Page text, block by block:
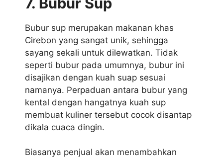
Bubur sup merupakan makanan khas
Cirebon yang sangat unik, sehingga
sayang sekali untuk dilewatkan. Tidak
seperti bubur pada umumnya, bubur ini
disajikan dengan kuah suap sesuai
namanya. Perpaduan antara bubur yang
kental dengan hangatnya kuah sup
membuat kuliner tersebut cocok disantap
dikala cuaca dingin.
Biasanya penjual akan menambahkan